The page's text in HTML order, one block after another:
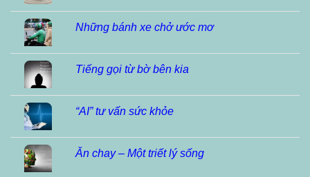
Những bánh xe chở ước mơ
Tiếng gọi từ bờ bên kia
“AI” tư vấn sức khỏe
Ăn chay – Một triết lý sống